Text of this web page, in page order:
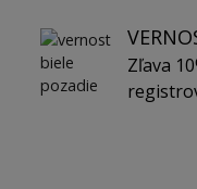
Zľava